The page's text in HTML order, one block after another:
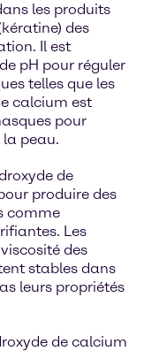
les produits
des
Il est
pH pour réguler
telles que les
calcium est
pour
la peau.
de
produire des
comme
Les
des
stables dans
leurs propriétés
de calcium